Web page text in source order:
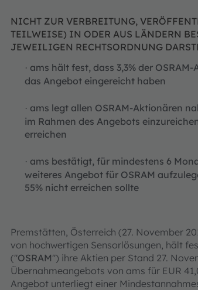
NICHT ZUR VERBREITUNG,
TEILWEISE) IN ODER AUS LÄNDERN
JEWEILIGEN RECHTSORDNUNG
· ams hält fest, dass 3,3% der
das Angebot eingereicht haben
· ams legt allen OSRAM-Aktionären
im Rahmen des Angebots
erreichen
· ams bestätigt, für mindestens 6
weiteres Angebot für OSRAM
55% nicht erreichen sollte
Premstätten, Österreich (27. November
von hochwertigen Sensorlösungen, hält
("OSRAM") ihre Aktien per Stand 27.
Übernahmeangebots von ams für EUR
Angebot unterliegt einer